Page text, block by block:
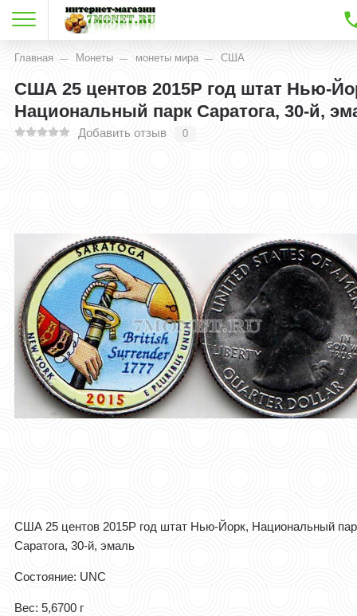
Главная Монеты монеты мира США
США 25 центов 2015Р год штат Нью-
Национальный парк Саратога, 30-й,
Добавить отзыв 0
США 25 центов 2015Р год штат Нью-Йорк, Национальный
Саратога, 30-й, эмаль
Состояние: UNC
Вес: 5,6700 г